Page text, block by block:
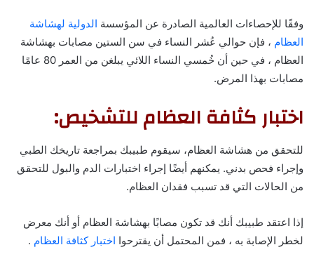
وفقًا للإحصاءات العالمية الصادرة عن المؤسسة الدولية لهشاشة
العظام ، فإن حوالي عُشر النساء في سن الستين مصابات بهشاشة
العظام ، في حين أن خُمسي النساء اللائي يبلغن من العمر 80 عامًا
مصابات بهذا المرض.
اختبار كثافة العظام للتشخيص:
للتحقق من هشاشة العظام، سيقوم طبيبك بمراجعة تاريخك الطبي
وإجراء فحص بدني. يمكنهم أيضًا إجراء اختبارات الدم والبول للتحقق
من الحالات التي قد تسبب فقدان العظام.
إذا اعتقد طبيبك أنك قد تكون مصابًا بهشاشة العظام أو أنك معرض
لخطر الإصابة به ، فمن المحتمل أن يقترحوا اختبار كثافة العظام .